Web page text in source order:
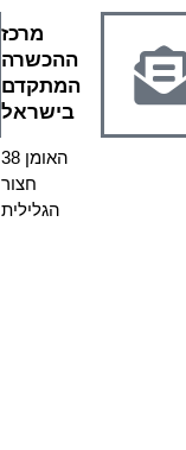
מרכז
ההכשרה
המתקדם
בישראל
האומן 38
חצור
הגלילית